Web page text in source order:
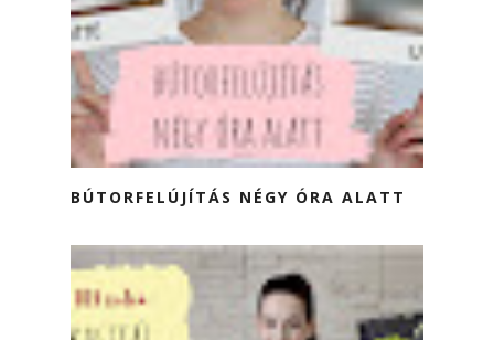
BÚTORFELÚJÍTÁS NÉGY ÓRA ALATT